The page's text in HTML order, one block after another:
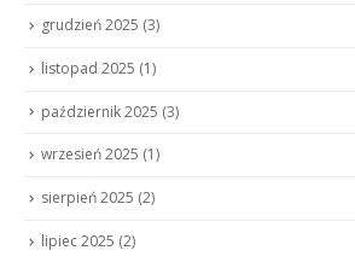
grudzień 2025 (3)
listopad 2025 (1)
październik 2025 (3)
wrzesień 2025 (1)
sierpień 2025 (2)
lipiec 2025 (2)